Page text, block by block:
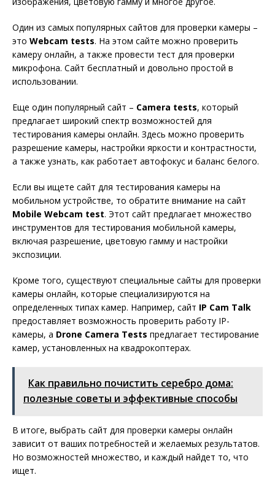
Один из самых популярных сайтов для проверки камеры –
это Webcam tests. На этом сайте можно проверить
камеру онлайн, а также провести тест для проверки
микрофона. Сайт бесплатный и довольно простой в
использовании.
Еще один популярный сайт – Camera tests, который
предлагает широкий спектр возможностей для
тестирования камеры онлайн. Здесь можно проверить
разрешение камеры, настройки яркости и контрастности,
а также узнать, как работает автофокус и баланс белого.
Если вы ищете сайт для тестирования камеры на
мобильном устройстве, то обратите внимание на сайт
Mobile Webcam test. Этот сайт предлагает множество
инструментов для тестирования мобильной камеры,
включая разрешение, цветовую гамму и настройки
экспозиции.
Кроме того, существуют специальные сайты для проверки
камеры онлайн, которые специализируются на
определенных типах камер. Например, сайт IP Cam Talk
предоставляет возможность проверить работу IP-
камеры, а Drone Camera Tests предлагает тестирование
камер, установленных на квадрокоптерах.
Как правильно почистить серебро дома:
полезные советы и эффективные способы
В итоге, выбрать сайт для проверки камеры онлайн
зависит от ваших потребностей и желаемых результатов.
Но возможностей множество, и каждый найдет то, что
ищет.